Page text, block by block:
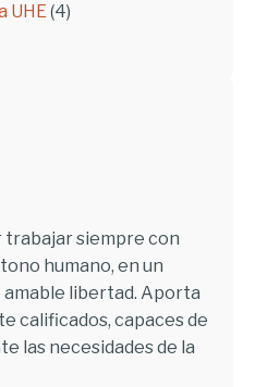
UHE(4)
trabajar siempre con
humano, en un
libertad. Aporta
calificados, capaces de
las necesidades de la